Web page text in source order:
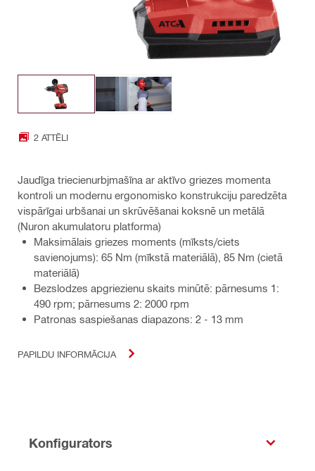
2 ATTĒLI
Jaudīga triecienurbjmašīna ar aktīvo griezes momenta
kontroli un modernu ergonomisko konstrukciju paredzēta
vispārīgai urbšanai un skrūvēšanai koksnē un metālā
(Nuron akumulatoru platforma)
Maksimālais griezes moments (mīksts/ciets
savienojums): 65 Nm (mīkstā materiālā), 85 Nm (cietā
materiālā)
Bezslodzes apgriezienu skaits minūtē: pārnesums 1:
490 rpm; pārnesums 2: 2000 rpm
Patronas saspiešanas diapazons: 2 - 13 mm
PAPILDU INFORMĀCIJA
Konfigurators